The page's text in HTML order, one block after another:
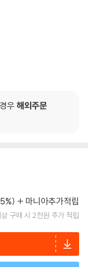
우 해외주문
마니아추가적립
구매 시 2천원 추가 적립